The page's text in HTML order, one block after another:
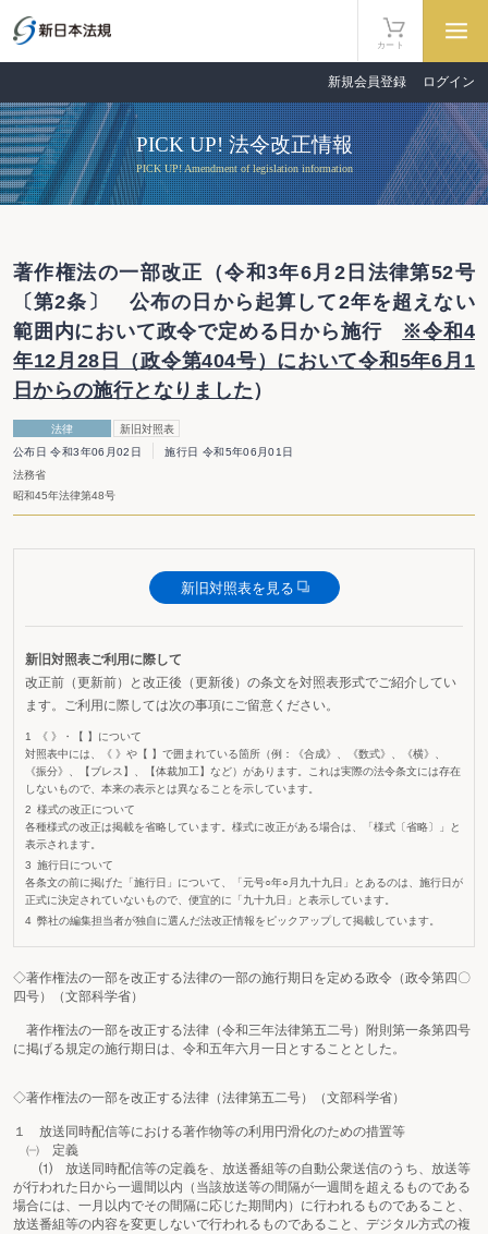
カート
新規会員登録 ログイン
PICK UP! 法令改正情報
PICK UP! Amendment of legislation information
著作権法の一部改正（令和3年6月2日法律第52号
〔第2条〕 公布の日から起算して2年を超えない
範囲内において政令で定める日から施行 ※令和4
年12月28日（政令第404号）において令和5年6月1
日からの施行となりました）
法律
新旧対照表
公布日 令和3年06月02日
施行日 令和5年06月01日
法務省
昭和45年法律第48号
新旧対照表を見る
新旧対照表ご利用に際して
改正前（更新前）と改正後（更新後）の条文を対照表形式でご紹介してい
ます。ご利用に際しては次の事項にご留意ください。
《 》・【 】について
対照表中には、《 》や【 】で囲まれている箇所（例：《合成》、《数式》、《横》、
《振分》、【ブレス】、【体裁加工】など）があります。これは実際の法令条文には存在
しないもので、本来の表示とは異なることを示しています。
様式の改正について
各種様式の改正は掲載を省略しています。様式に改正がある場合は、「様式〔省略〕」と
表示されます。
施行日について
各条文の前に掲げた「施行日」について、「元号○年○月九十九日」とあるのは、施行日が
正式に決定されていないもので、便宜的に「九十九日」と表示しています。
弊社の編集担当者が独自に選んだ法改正情報をピックアップして掲載しています。
◇著作権法の一部を改正する法律の一部の施行期日を定める政令（政令第四〇
四号）（文部科学省）
著作権法の一部を改正する法律（令和三年法律第五二号）附則第一条第四号
に掲げる規定の施行期日は、令和五年六月一日とすることとした。
◇著作権法の一部を改正する法律（法律第五二号）（文部科学省）
１ 放送同時配信等における著作物等の利用円滑化のための措置等
㈠ 定義
⑴ 放送同時配信等の定義を、放送番組等の自動公衆送信のうち、放送等
が行われた日から一週間以内（当該放送等の間隔が一週間を超えるものである
場合には、一月以内でその間隔に応じた期間内）に行われるものであること、
放送番組等の内容を変更しないで行われるものであること、デジタル方式の複